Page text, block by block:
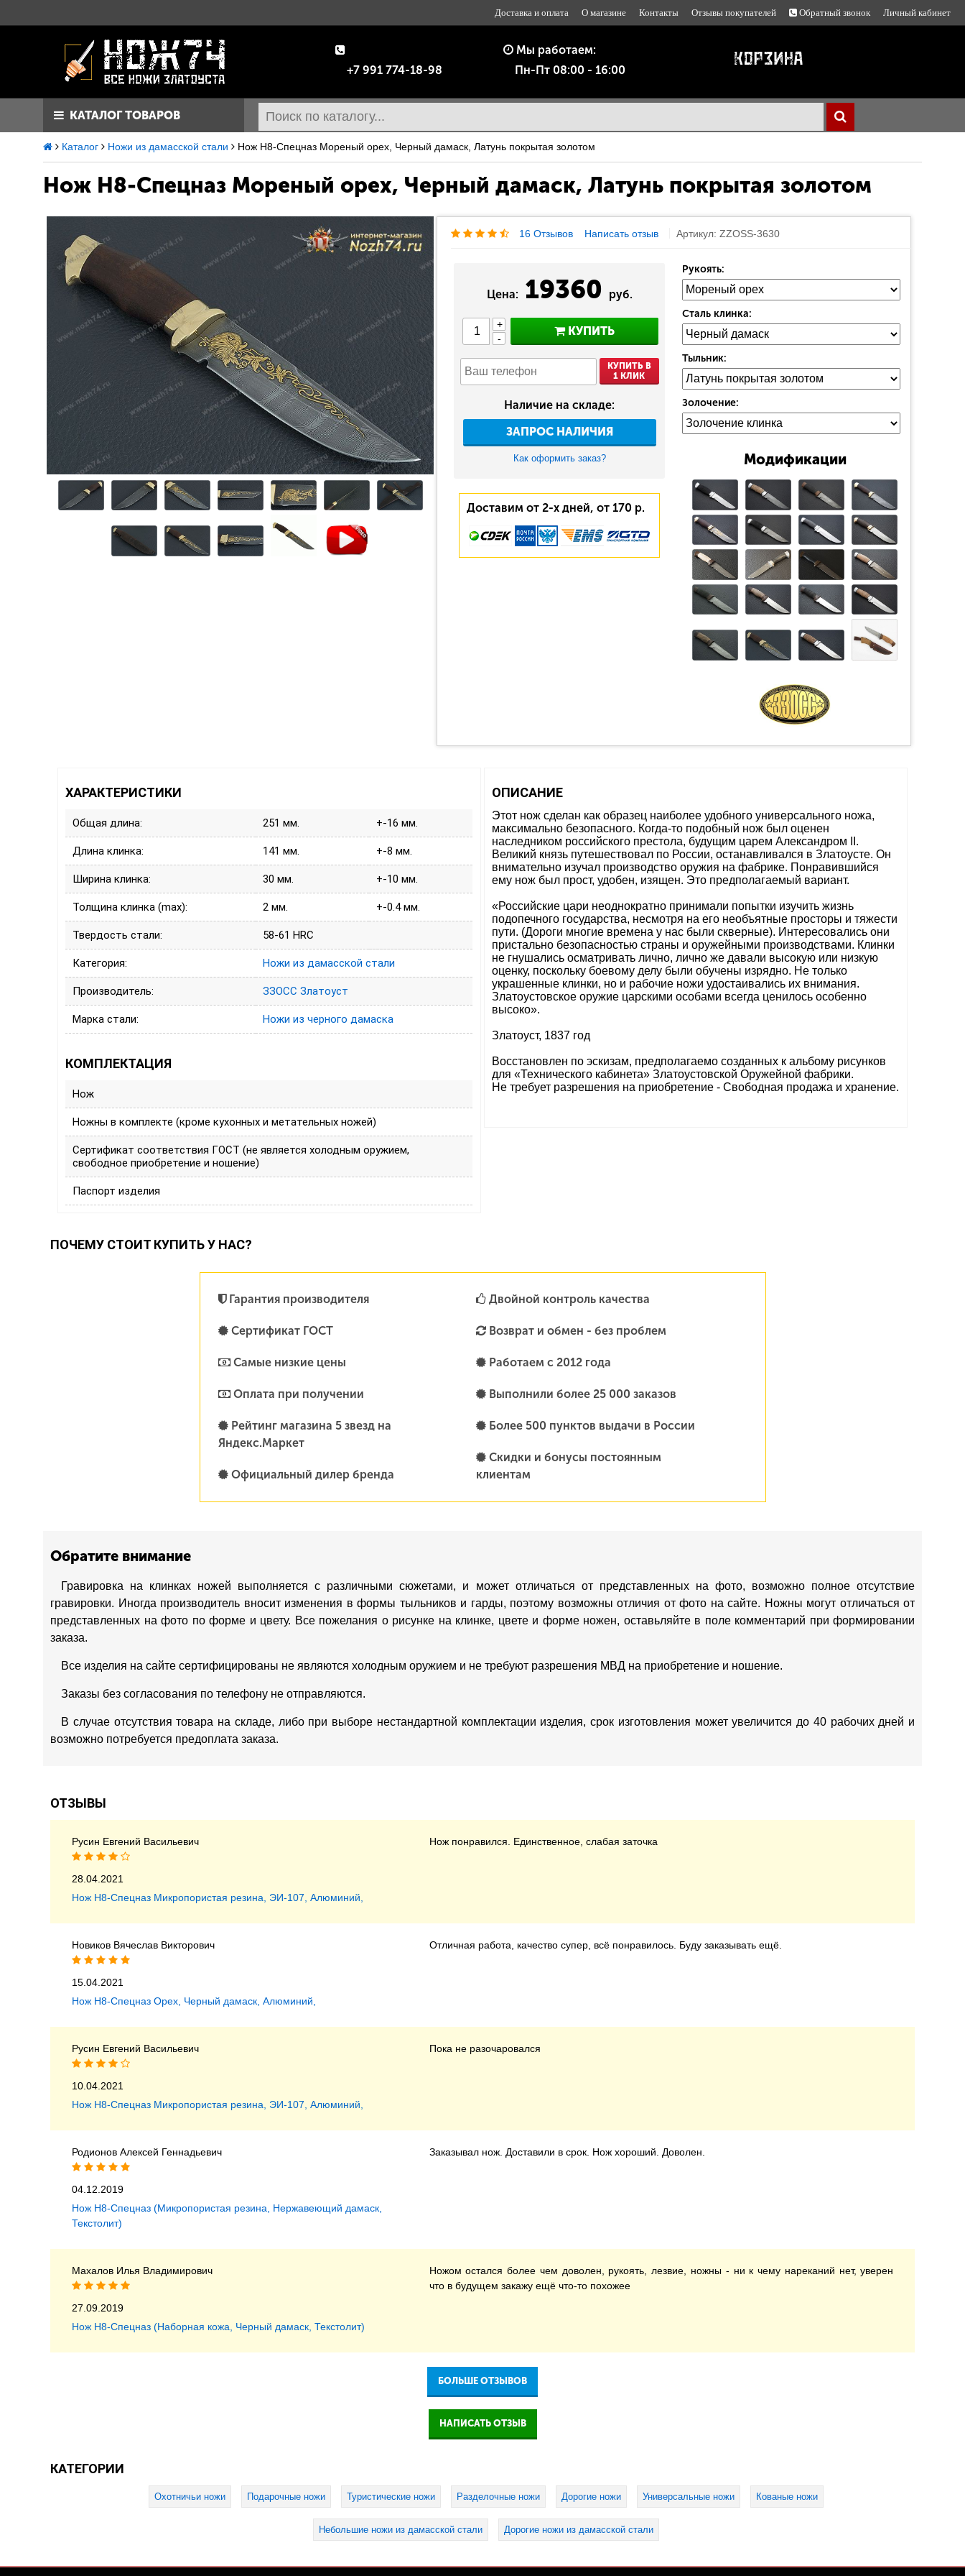
Доставка и оплата О магазине Контакты Отзывы покупателей Обратный звонок Личный кабинет
+7 991 774-18-98
Мы работаем:
Пн-Пт 08:00 - 16:00
КАТАЛОГ ТОВАРОВ
Каталог Ножи из дамасской стали Нож Н8-Спецназ Мореный орех, Черный дамаск, Латунь покрытая золотом
Нож Н8-Спецназ Мореный орех, Черный дамаск, Латунь покрытая золотом
16 Отзывов Написать отзыв Артикул: ZZOSS-3630
Цена: 19360 руб.
+
-
КУПИТЬ
КУПИТЬ В
1 КЛИК
Наличие на складе:
ЗАПРОС НАЛИЧИЯ
Как оформить заказ?
Доставим от 2-х дней, от 170 р.
Рукоять:
Сталь клинка:
Тыльник:
Золочение:
Модификации
ХАРАКТЕРИСТИКИ
Общая длина: 251 мм. +-16 мм.
Длина клинка: 141 мм. +-8 мм.
Ширина клинка: 30 мм. +-10 мм.
Толщина клинка (max): 2 мм. +-0.4 мм.
Твердость стали: 58-61 HRC
Категория: Ножи из дамасской стали
Производитель: ЗЗОСС Златоуст
Марка стали: Ножи из черного дамаска
КОМПЛЕКТАЦИЯ
Нож
Ножны в комплекте (кроме кухонных и метательных ножей)
Сертификат соответствия ГОСТ (не является холодным оружием,
свободное приобретение и ношение)
Паспорт изделия
ОПИСАНИЕ
Этот нож сделан как образец наиболее удобного универсального ножа,
максимально безопасного. Когда-то подобный нож был оценен
наследником российского престола, будущим царем Александром II.
Великий князь путешествовал по России, останавливался в Златоусте. Он
внимательно изучал производство оружия на фабрике. Понравившийся
ему нож был прост, удобен, изящен. Это предполагаемый вариант.
«Российские цари неоднократно принимали попытки изучить жизнь
подопечного государства, несмотря на его необъятные просторы и тяжести
пути. (Дороги многие времена у нас были скверные). Интересовались они
пристально безопасностью страны и оружейными производствами. Клинки
не гнушались осматривать лично, лично же давали высокую или низкую
оценку, поскольку боевому делу были обучены изрядно. Не только
украшенные клинки, но и рабочие ножи удостаивались их внимания.
Златоустовское оружие царскими особами всегда ценилось особенно
высоко».
Златоуст, 1837 год
Восстановлен по эскизам, предполагаемо созданных к альбому рисунков
для «Технического кабинета» Златоустовской Оружейной фабрики.
Не требует разрешения на приобретение - Свободная продажа и хранение.
ПОЧЕМУ СТОИТ КУПИТЬ У НАС?
Гарантия производителя
Сертификат ГОСТ
Самые низкие цены
Оплата при получении
Рейтинг магазина 5 звезд на
Яндекс.Маркет
Официальный дилер бренда
Двойной контроль качества
Возврат и обмен - без проблем
Работаем с 2012 года
Выполнили более 25 000 заказов
Более 500 пунктов выдачи в России
Скидки и бонусы постоянным
клиентам
Обратите внимание
Гравировка на клинках ножей выполняется с различными сюжетами, и может отличаться от представленных на фото, возможно полное отсутствие
гравировки. Иногда производитель вносит изменения в формы тыльников и гарды, поэтому возможны отличия от фото на сайте. Ножны могут отличаться от
представленных на фото по форме и цвету. Все пожелания о рисунке на клинке, цвете и форме ножен, оставьляйте в поле комментарий при формировании
заказа.
Все изделия на сайте сертифицированы не являются холодным оружием и не требуют разрешения МВД на приобретение и ношение.
Заказы без согласования по телефону не отправляются.
В случае отсутствия товара на складе, либо при выборе нестандартной комплектации изделия, срок изготовления может увеличится до 40 рабочих дней и
возможно потребуется предоплата заказа.
ОТЗЫВЫ
Русин Евгений Васильевич
28.04.2021
Нож Н8-Спецназ Микропористая резина, ЭИ-107, Алюминий,
Нож понравился. Единственное, слабая заточка
Новиков Вячеслав Викторович
15.04.2021
Нож Н8-Спецназ Орех, Черный дамаск, Алюминий,
Отличная работа, качество супер, всё понравилось. Буду заказывать ещё.
Русин Евгений Васильевич
10.04.2021
Нож Н8-Спецназ Микропористая резина, ЭИ-107, Алюминий,
Пока не разочаровался
Родионов Алексей Геннадьевич
04.12.2019
Нож Н8-Спецназ (Микропористая резина, Нержавеющий дамаск,
Текстолит)
Заказывал нож. Доставили в срок. Нож хороший. Доволен.
Махалов Илья Владимирович
27.09.2019
Нож Н8-Спецназ (Наборная кожа, Черный дамаск, Текстолит)
Ножом остался более чем доволен, рукоять, лезвие, ножны - ни к чему нареканий нет, уверен
что в будущем закажу ещё что-то похожее
БОЛЬШЕ ОТЗЫВОВ
НАПИСАТЬ ОТЗЫВ
КАТЕГОРИИ
Охотничьи ножи Подарочные ножи Туристические ножи Разделочные ножи Дорогие ножи Универсальные ножи Кованые ножи
Небольшие ножи из дамасской стали Дорогие ножи из дамасской стали